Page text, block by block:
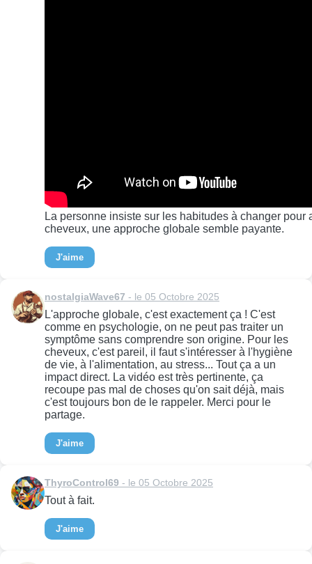
La personne insiste sur les habitudes à changer pour
cheveux, une approche globale semble payante.
J'aime
nostalgiaWave67 - le 05 Octobre 2025
L'approche globale, c'est exactement ça ! C'est
comme en psychologie, on ne peut pas traiter un
symptôme sans comprendre son origine. Pour les
cheveux, c'est pareil, il faut s'intéresser à l'hygiène
de vie, à l'alimentation, au stress... Tout ça a un
impact direct. La vidéo est très pertinente, ça
recoupe pas mal de choses qu'on sait déjà, mais
c'est toujours bon de le rappeler. Merci pour le
partage.
J'aime
ThyroControl69 - le 05 Octobre 2025
Tout à fait.
J'aime